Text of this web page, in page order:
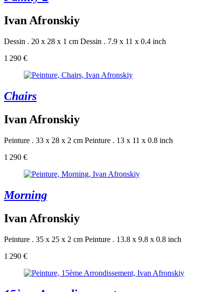
Ivan Afronskiy
Dessin . 20 x 28 x 1 cm Dessin . 7.9 x 11 x 0.4 inch
1 290 €
Chairs
Ivan Afronskiy
Peinture . 33 x 28 x 2 cm Peinture . 13 x 11 x 0.8 inch
1 290 €
Morning
Ivan Afronskiy
Peinture . 35 x 25 x 2 cm Peinture . 13.8 x 9.8 x 0.8 inch
1 290 €